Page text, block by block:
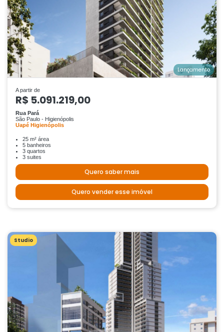
Lançamento
A partir de
R$ 5.091.219,00
Rua Pará
São Paulo - Higienópolis
Uapé Higienópolis
25 m² área
5 banheiros
3 quartos
3 suites
Quero saber mais
Quero vender esse imóvel
Studio